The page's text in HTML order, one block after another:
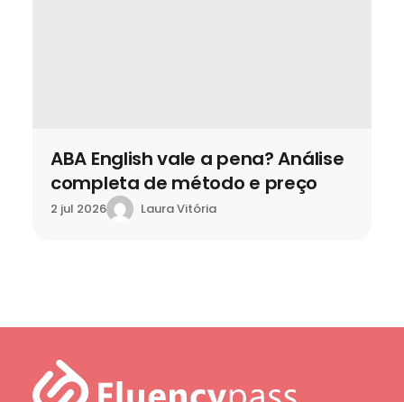
ABA English vale a pena? Análise
completa de método e preço
2 jul 2026 Laura Vitória